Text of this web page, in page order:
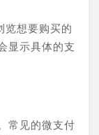
览想要购买的
显示具体的支
常见的微支付